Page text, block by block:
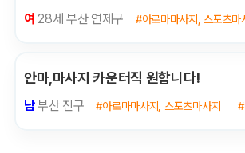
여 28세 부산 연제구 #아로마마사지, 스포츠마
안마,마사지 카운터직 원합니다!
남부산 진구#아로마마사지, 스포츠마사지 #